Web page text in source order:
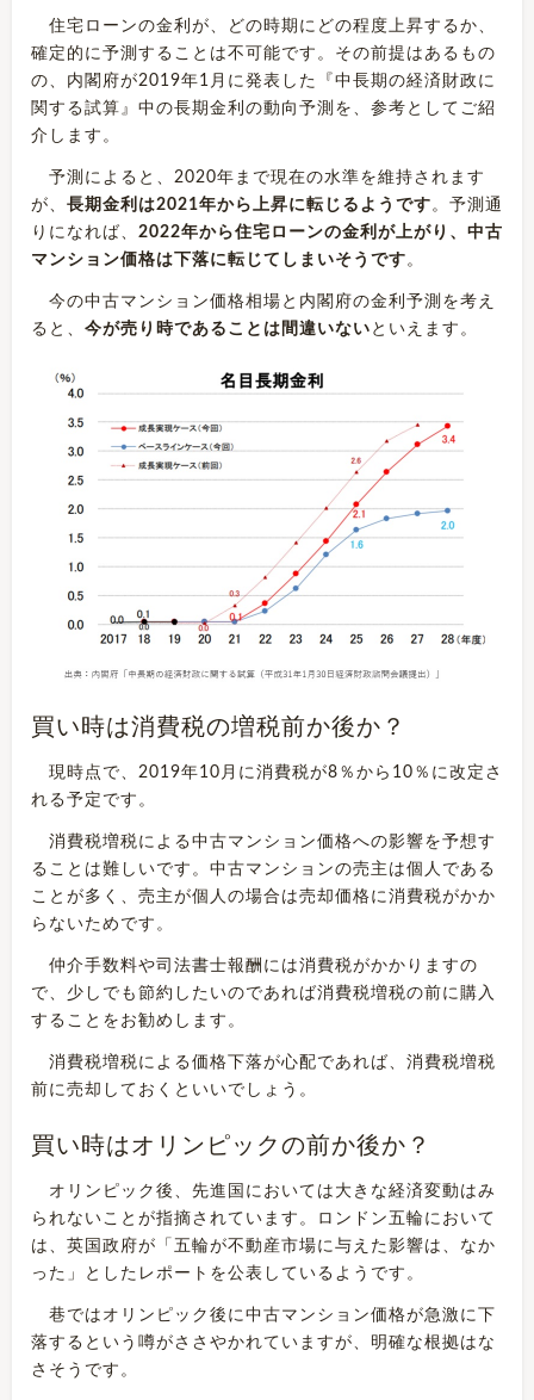
住宅ローンの金利が、どの時期にどの程度上昇するか、
確定的に予測することは不可能です。その前提はあるもの
の、内閣府が2019年1月に発表した『中長期の経済財政に
関する試算』中の長期金利の動向予測を、参考としてご紹
介します。
予測によると、2020年まで現在の水準を維持されます
が、 長期金利は2021年から上昇に転じるようです。予測通
りになれば、 2022年から住宅ローンの金利が上がり、中古
マンション価格は下落に転じてしまいそうです。
今の中古マンション価格相場と内閣府の金利予測を考え
ると、 今が売り時であることは間違いない といえます。
買い時は消費税の増税前か後か？
現時点で、2019年10月に消費税が8％から10％に改定さ
れる予定です。
消費税増税による中古マンション価格への影響を予想す
ることは難しいです。中古マンションの売主は個人である
ことが多く、売主が個人の場合は売却価格に消費税がかか
らないためです。
仲介手数料や司法書士報酬には消費税がかかりますの
で、少しでも節約したいのであれば消費税増税の前に購入
することをお勧めします。
消費税増税による価格下落が心配であれば、消費税増税
前に売却しておくといいでしょう。
買い時はオリンピックの前か後か？
オリンピック後、先進国においては大きな経済変動はみ
られないことが指摘されています。ロンドン五輪において
は、英国政府が「五輪が不動産市場に与えた影響は、なか
った」としたレポートを公表しているようです。
巷ではオリンピック後に中古マンション価格が急激に下
落するという噂がささやかれていますが、明確な根拠はな
さそうです。